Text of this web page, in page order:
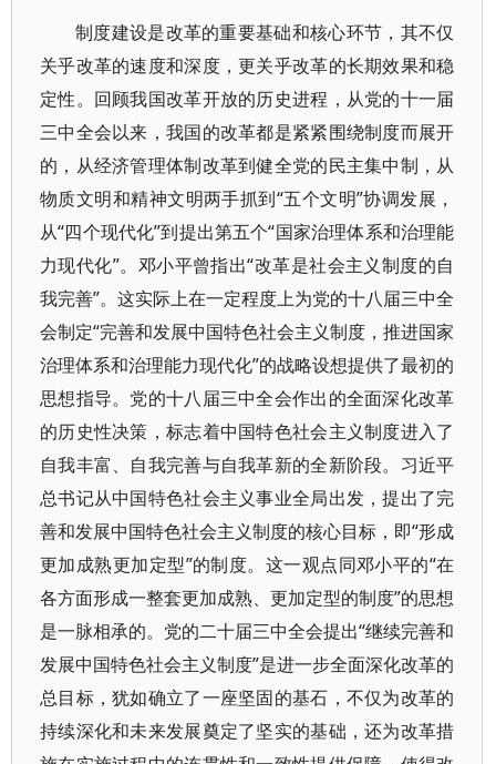
制度建设是改革的重要基础和核心环节，其不仅
关乎改革的速度和深度，更关乎改革的长期效果和稳
定性。回顾我国改革开放的历史进程，从党的十一届
三中全会以来，我国的改革都是紧紧围绕制度而展开
的，从经济管理体制改革到健全党的民主集中制，从
物质文明和精神文明两手抓到“五个文明”协调发展，
从“四个现代化”到提出第五个“国家治理体系和治理能
力现代化”。邓小平曾指出“改革是社会主义制度的自
我完善”。这实际上在一定程度上为党的十八届三中全
会制定“完善和发展中国特色社会主义制度，推进国家
治理体系和治理能力现代化”的战略设想提供了最初的
思想指导。党的十八届三中全会作出的全面深化改革
的历史性决策，标志着中国特色社会主义制度进入了
自我丰富、自我完善与自我革新的全新阶段。习近平
总书记从中国特色社会主义事业全局出发，提出了完
善和发展中国特色社会主义制度的核心目标，即“形成
更加成熟更加定型”的制度。这一观点同邓小平的“在
各方面形成一整套更加成熟、更加定型的制度”的思想
是一脉相承的。党的二十届三中全会提出“继续完善和
发展中国特色社会主义制度”是进一步全面深化改革的
总目标，犹如确立了一座坚固的基石，不仅为改革的
持续深化和未来发展奠定了坚实的基础，还为改革措